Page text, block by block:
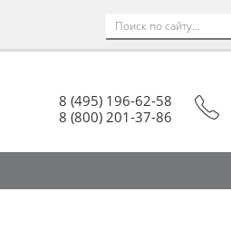
8 (495) 196-62-58
8 (800) 201-37-86